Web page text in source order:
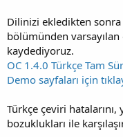
Dilinizi ekledikten sonra
bölümünden varsayılan
kaydediyoruz.
OC 1.4.0 Türkçe Tam
Demo sayfaları için
Türkçe çeviri hatalarını,
bozuklukları ile